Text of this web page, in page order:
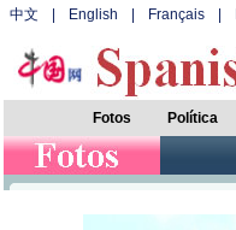
中文 English Français
Fotos Política